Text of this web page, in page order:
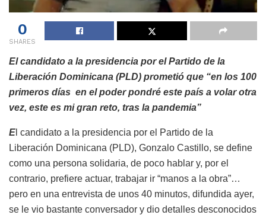
0
SHARES
El candidato a la presidencia por el Partido de la
Liberación Dominicana (PLD) prometió que “en los 100
primeros días en el poder pondré este país a volar otra
vez, este es mi gran reto, tras la pandemia”
E l candidato a la presidencia por el Partido de la
Liberación Dominicana (PLD), Gonzalo Castillo, se define
como una persona solidaria, de poco hablar y, por el
contrario, prefiere actuar, trabajar ir “manos a la obra”…
pero en una entrevista de unos 40 minutos, difundida ayer,
se le vio bastante conversador y dio detalles desconocidos